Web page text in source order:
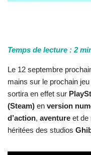
Temps de lecture : 2
Le 12 septembre
mains sur le prochain
sortira en effet sur
(Steam) en version
d’action, aventure et de
héritées des studios